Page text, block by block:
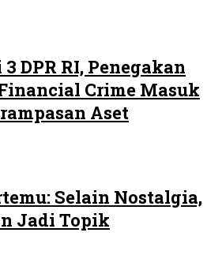
DPR RI, Penegakan
Crime Masuk
Aset
Selain Nostalgia,
Jadi Topik